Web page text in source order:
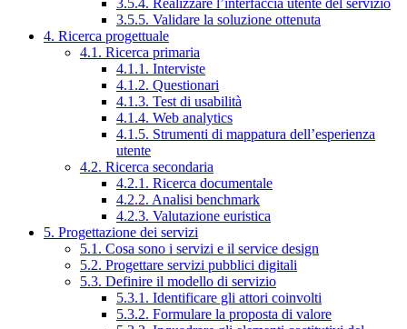
3.5.4. Realizzare l’interfaccia utente del servizio
3.5.5. Validare la soluzione ottenuta
4. Ricerca progettuale
4.1. Ricerca primaria
4.1.1. Interviste
4.1.2. Questionari
4.1.3. Test di usabilità
4.1.4. Web analytics
4.1.5. Strumenti di mappatura dell’esperienza
utente
4.2. Ricerca secondaria
4.2.1. Ricerca documentale
4.2.2. Analisi benchmark
4.2.3. Valutazione euristica
5. Progettazione dei servizi
5.1. Cosa sono i servizi e il service design
5.2. Progettare servizi pubblici digitali
5.3. Definire il modello di servizio
5.3.1. Identificare gli attori coinvolti
5.3.2. Formulare la proposta di valore